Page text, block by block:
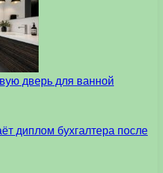
дверь для ванной
диплом бухгалтера после